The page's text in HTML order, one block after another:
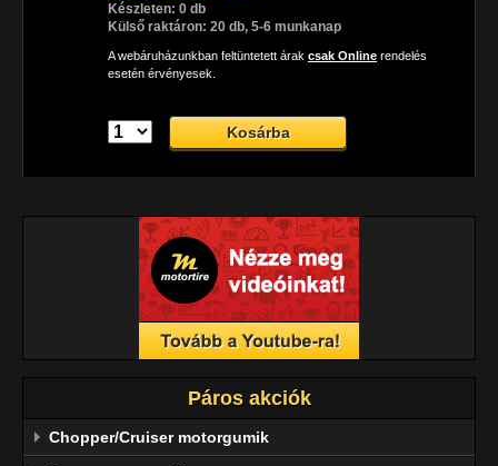
Készleten: 0 db
Külső raktáron: 20 db, 5-6 munkanap
A webáruházunkban feltüntetett árak csak Online rendelés
esetén érvényesek.
Páros akciók
Chopper/Cruiser motorgumik